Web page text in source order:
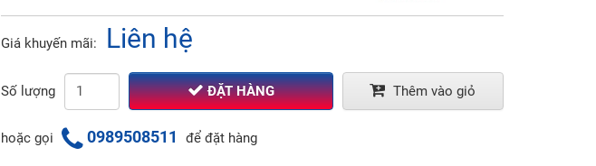
Giá khuyến mãi: Liên hệ
Số lượng ĐẶT HÀNG Thêm vào giỏ
hoặc gọi 0989508511 để đặt hàng